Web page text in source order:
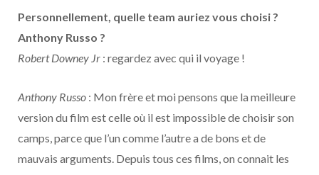
Personnellement, quelle team auriez vous choisi ?
Anthony Russo ?
Robert Downey Jr : regardez avec qui il voyage !
Anthony Russo : Mon frère et moi pensons que la meilleure
version du film est celle où il est impossible de choisir son
camps, parce que l’un comme l’autre a de bons et de
mauvais arguments. Depuis tous ces films, on connait les